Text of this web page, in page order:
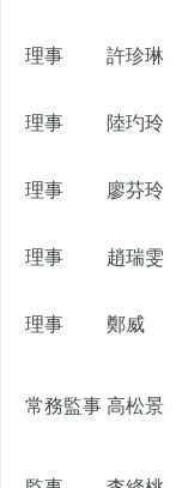
理事 許珍琳
理事 陸玓玲
理事 廖芬玲
理事 趙瑞雯
理事 鄭威
常務監事 高松景